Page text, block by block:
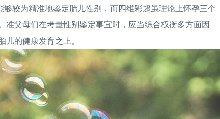
为精准地鉴定胎儿性别，而四维彩超虽理论上怀孕三个
准父母们在考量性别鉴定事宜时，应当综合权衡多方面因
的健康发育之上。